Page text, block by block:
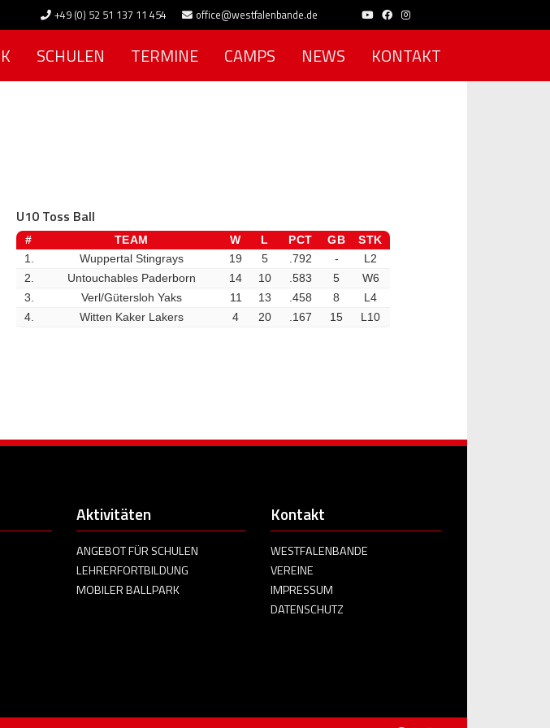
+49 (0) 52 51 137 11 454 office@westfalenbande.de
SCHULEN TERMINE CAMPS NEWS KONTAKT
U10 Toss Ball
# TEAM W L PCT GB
STK
1.
Wuppertal Stingrays 19 5 .792 -
L2
2.
Untouchables Paderborn 14 10 .583 5
W6
3.
Verl/Gütersloh Yaks 11 13 .458 8
L4
4.
Witten Kaker Lakers 4 20 .167 15 L10
Aktivitäten
ANGEBOT FÜR SCHULEN
LEHRERFORTBILDUNG
MOBILER BALLPARK
Kontakt
WESTFALENBANDE
VEREINE
IMPRESSUM
DATENSCHUTZ